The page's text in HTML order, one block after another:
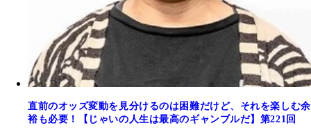
直前のオッズ変動を見分けるのは困難だけど、それを楽しむ余
裕も必要！【じゃいの人生は最高のギャンブルだ】第221回